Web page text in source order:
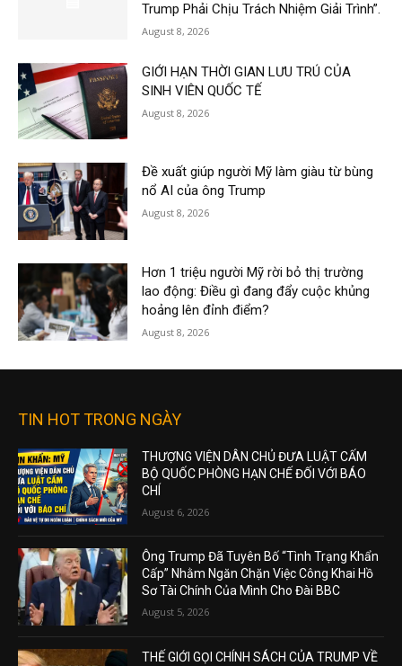
Trump Phải Chịu Trách Nhiệm Giải Trình”.
August 8, 2026
GIỚI HẠN THỜI GIAN LƯU TRÚ CỦA
SINH VIÊN QUỐC TẾ
August 8, 2026
Đề xuất giúp người Mỹ làm giàu từ bùng
nổ AI của ông Trump
August 8, 2026
Hơn 1 triệu người Mỹ rời bỏ thị trường
lao động: Điều gì đang đẩy cuộc khủng
hoảng lên đỉnh điểm?
August 8, 2026
TIN HOT TRONG NGÀY
THƯỢNG VIỆN DÂN CHỦ ĐƯA LUẬT CẤM
BỘ QUỐC PHÒNG HẠN CHẾ ĐỐI VỚI BÁO
CHÍ
August 6, 2026
Ông Trump Đã Tuyên Bố “Tình Trạng Khẩn
Cấp” Nhằm Ngăn Chặn Việc Công Khai Hồ
Sơ Tài Chính Của Mình Cho Đài BBC
August 5, 2026
THẾ GIỚI GỌI CHÍNH SÁCH CỦA TRUMP VỀ